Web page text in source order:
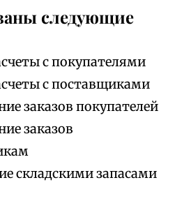
следующие
с покупателями
с поставщиками
заказов покупателей
заказов
складскими запасами